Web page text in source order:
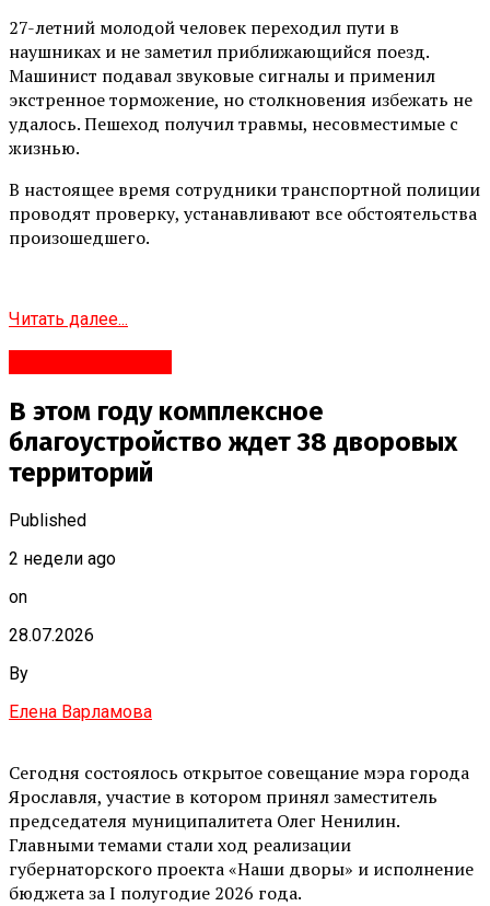
27-летний молодой человек переходил пути в
наушниках и не заметил приближающийся поезд.
Машинист подавал звуковые сигналы и применил
экстренное торможение, но столкновения избежать не
удалось. Пешеход получил травмы, несовместимые с
жизнью.
В настоящее время сотрудники транспортной полиции
проводят проверку, устанавливают все обстоятельства
произошедшего.
Читать далее...
В этом году комплексное
благоустройство ждет 38 дворовых
территорий
Published
2 недели ago
on
28.07.2026
By
Елена Варламова
Сегодня состоялось открытое совещание мэра города
Ярославля, участие в котором принял заместитель
председателя муниципалитета Олег Ненилин.
Главными темами стали ход реализации
губернаторского проекта «Наши дворы» и исполнение
бюджета за I полугодие 2026 года.